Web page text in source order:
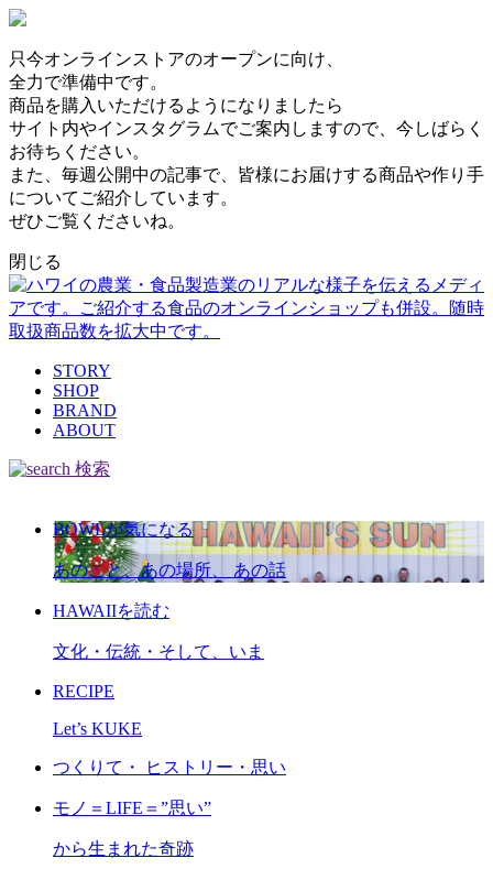
只今オンラインストアのオープンに向け、
全力で準備中です。
商品を購入いただけるようになりましたら
サイト内やインスタグラムでご案内しますので、今しばらく
お待ちください。
また、毎週公開中の記事で、皆様にお届けする商品や作り手
についてご紹介しています。
ぜひご覧くださいね。
閉じる
STORY
SHOP
BRAND
ABOUT
検索
BOWLが気になる
あのこと、あの場所、 あの話
HAWAIIを読む
文化・伝統・そして、いま
RECIPE
Let’s KUKE
つくりて・ ヒストリー・思い
モノ＝LIFE＝”思い”
から生まれた奇跡